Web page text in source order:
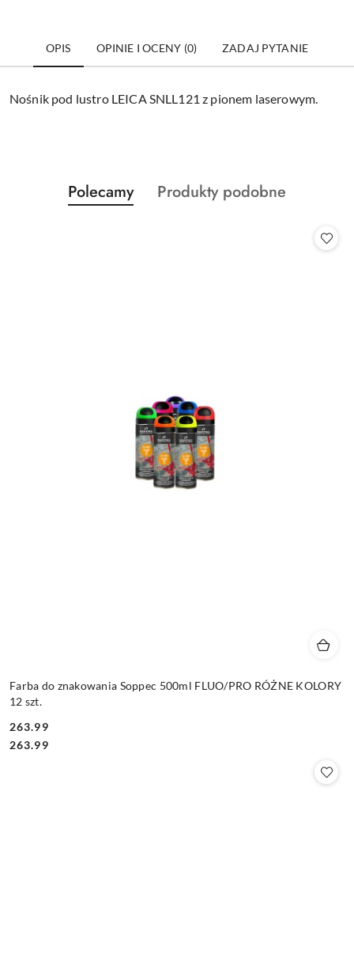
OPIS OPINIE I OCENY (0) ZADAJ PYTANIE
Nośnik pod lustro LEICA SNLL121 z pionem laserowym.
Pomiń karuzelę produktów
Produkty
o
Polecamy
Produkty
Produkty podobne
Farba do znakowania Soppec 500ml FLUO/PRO RÓŻNE KOLORY
12 szt.
Cena:
263.99
Cena:
263.99